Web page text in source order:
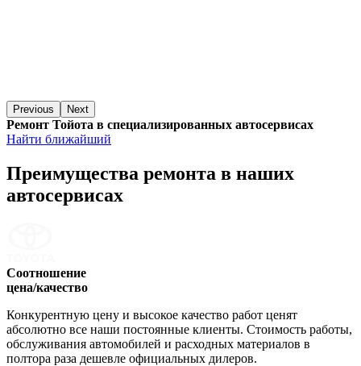
Previous Next
Ремонт Тойота в специализированных автосервисах
Найти ближайший
Преимущества ремонта в наших
автосервисах
Соотношение
цена/качество
Конкурентную цену и высокое качество работ ценят
абсолютно все наши постоянные клиенты. Стоимость работы,
обслуживания автомобилей и расходных материалов в
полтора раза дешевле официальных дилеров.